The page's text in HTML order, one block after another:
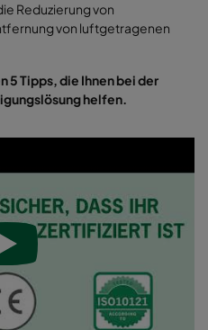
Reduzierung von
von luftgetragenen
5 Tipps, die Ihnen bei der
helfen.